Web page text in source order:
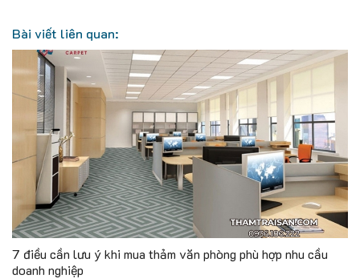
Bài viết liên quan:
7 điều cần lưu ý khi mua thảm văn phòng phù hợp nhu cầu
doanh nghiệp